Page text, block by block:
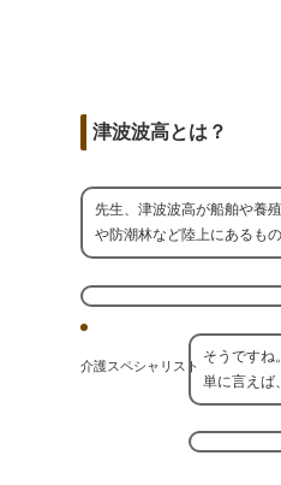
津波波高とは？
先生、津波波高が船舶や養
や防潮林など陸上にあるも
介護スペシャリスト
そうですね
単に言えば